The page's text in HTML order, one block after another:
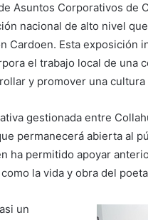
Asuntos Corporativos de
nacional de alto nivel
Cardoen. Esta exposición
el trabajo local de una
y promover una cultura
gestionada entre
permanecerá abierta al
ha permitido apoyar
la vida y obra del
un